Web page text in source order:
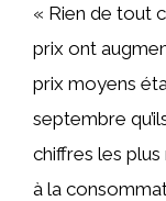
« Rien de tout
prix ont
prix moyens
septembre
chiffres les plus
à la